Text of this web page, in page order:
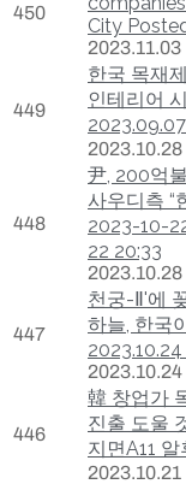
450
City
2023.11.03
449
한국 목재
인테리어
2023.10.28
448
尹, 200억
사우디측 “
2023-10-
22 20:33
2023.10.28
447
천궁-Ⅱ'에
하늘, 한국
2023.10.24
446
韓 창업가
진출 도울
지면A11
2023.10.21